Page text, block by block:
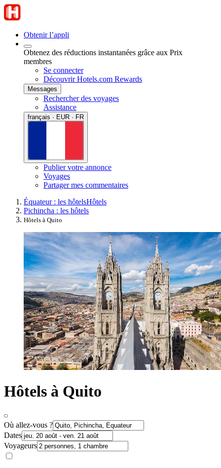
Obtenir l’appli
Obtenez des réductions instantanées grâce aux Prix
membres
Se connecter
Découvrir Hotels.com Rewards
Messages
Rechercher des voyages
Assistance
français · EUR · FR
Publier votre annonce
Voyages
Partager mes commentaires
Équateur : les hôtelsHôtels
Pichincha : les hôtels
Hôtels à Quito
Hôtels à Quito
Où allez-vous ?
Dates
Voyageurs